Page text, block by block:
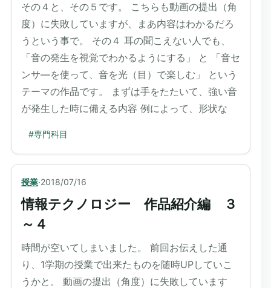
その４と、その５です。 こちらも動画の提出（角
度）に失敗していますが、まあ内容はわかるだろ
うという事で。 その４ 耳の聞こえない人でも、
「音の発生を視覚でわかるようにする」 と 「音セ
ンサ―を使って、音を光（目）で楽しむ」 という
テーマの作品です。 まずは手をたたいて、強い音
が発生した時に備える内容 例によって、形状な
#専門科目
授業·2018/07/16
情報テクノロジー 作品紹介編 ３
～４
時間が空いてしまいました。 前回お伝えした通
り、1学期の授業で出来たものを随時UPしていこ
うかと。 動画の提出（角度）に失敗しています